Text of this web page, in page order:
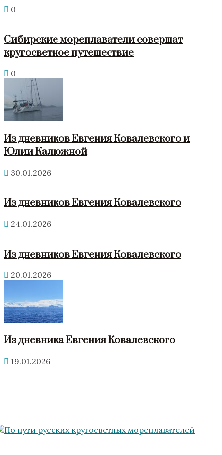
0
Сибирские мореплаватели совершат
кругосветное путешествие
0
Из дневников Евгения Ковалевского и
Юлии Калюжной
30.01.2026
Из дневников Евгения Ковалевского
24.01.2026
Из дневников Евгения Ковалевского
20.01.2026
Из дневника Евгения Ковалевского
19.01.2026